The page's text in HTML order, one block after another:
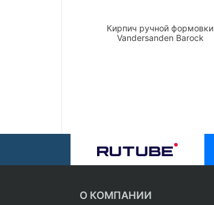
Кирпич ручной формовки
Vandersanden Barock
О КОМПАНИИ